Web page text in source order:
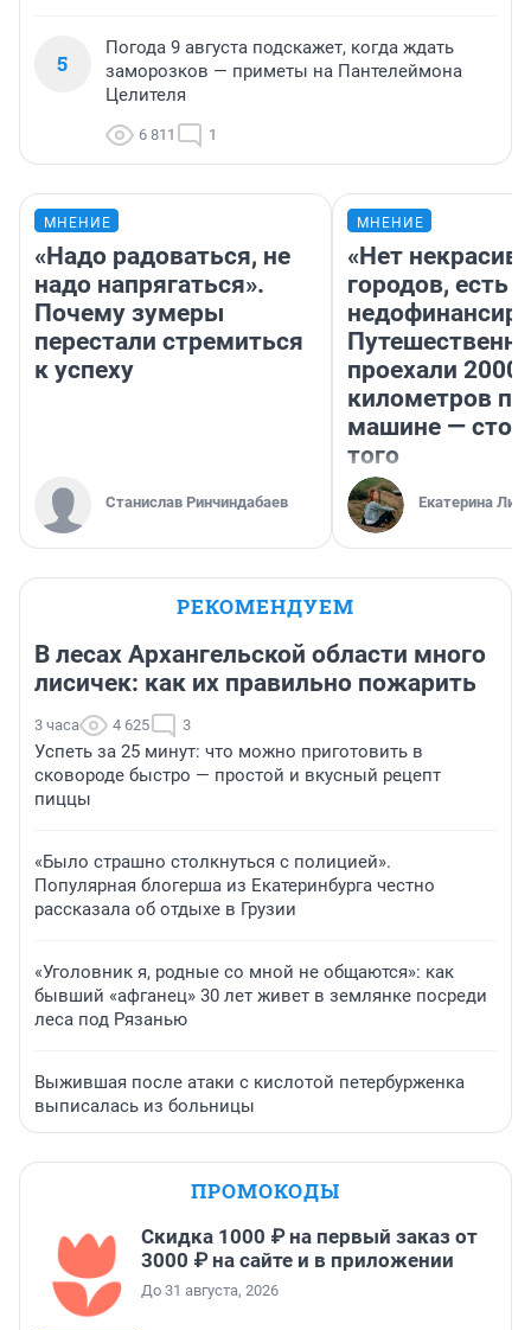
5
Погода 9 августа подскажет, когда ждать
заморозков — приметы на Пантелеймона
Целителя
6 811 1
МНЕНИЕ
«Надо радоваться, не
надо напрягаться».
Почему зумеры
перестали стремиться
к успеху
Станислав Ринчиндабаев
МНЕНИЕ
«Нет
городов, есть
проехали 2000
километров по
машине —
того
Екатерина
РЕКОМЕНДУЕМ
В лесах Архангельской области много
лисичек: как их правильно пожарить
3 часа 4 625 3
Успеть за 25 минут: что можно приготовить в
сковороде быстро — простой и вкусный рецепт
пиццы
«Было страшно столкнуться с полицией».
Популярная блогерша из Екатеринбурга честно
рассказала об отдыхе в Грузии
«Уголовник я, родные со мной не общаются»: как
бывший «афганец» 30 лет живет в землянке посреди
леса под Рязанью
Выжившая после атаки с кислотой петербурженка
выписалась из больницы
ПРОМОКОДЫ
Скидка 1000 ₽ на первый заказ от
3000 ₽ на сайте и в приложении
До 31 августа, 2026